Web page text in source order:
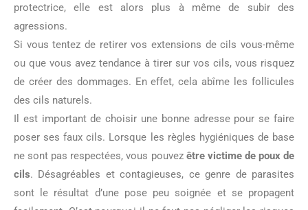
protectrice, elle est alors plus à même de subir des
agressions.
Si vous tentez de retirer vos extensions de cils vous-même
ou que vous avez tendance à tirer sur vos cils, vous risquez
de créer des dommages. En effet, cela abîme les follicules
des cils naturels.
Il est important de choisir une bonne adresse pour se faire
poser ses faux cils. Lorsque les règles hygiéniques de base
ne sont pas respectées, vous pouvez être victime de poux de
cils. Désagréables et contagieuses, ce genre de parasites
sont le résultat d’une pose peu soignée et se propagent